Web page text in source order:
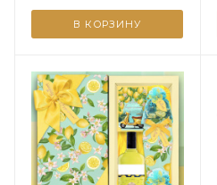
В КОРЗИНУ